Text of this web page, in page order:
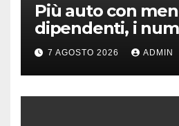
Più auto con
dipendenti, i
che “scuotono”
7 AGOSTO 2026 ADMIN